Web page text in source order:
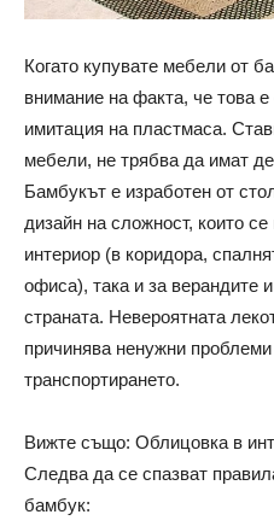
Когато купувате мебели от
внимание на факта, че това
имитация на пластмаса.
мебели, не трябва да имат
Бамбукът е изработен от
дизайн на сложност, които
интериор (в коридора,
офиса), така и за верандите
страната. Невероятната
причинява ненужни
транспортирането.
Вижте също: Облицовка в
Следва да се спазват
бамбук: